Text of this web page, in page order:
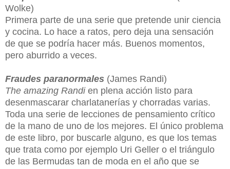
Wolke)
Primera parte de una serie que pretende unir ciencia
y cocina. Lo hace a ratos, pero deja una sensación
de que se podría hacer más. Buenos momentos,
pero aburrido a veces.
Fraudes paranormales (James Randi)
The amazing Randien plena acción listo para
desenmascarar charlatanerías y chorradas varias.
Toda una serie de lecciones de pensamiento crítico
de la mano de uno de los mejores. El único problema
de este libro, por buscarle alguno, es que los temas
que trata como por ejemplo Uri Geller o el triángulo
de las Bermudas tan de moda en el año que se